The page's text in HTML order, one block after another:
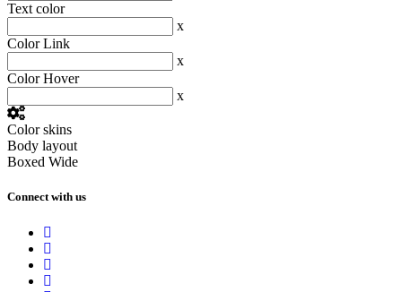
Text color
x
Color Link
x
Color Hover
x
Color skins
Body layout
Boxed Wide
Connect with us